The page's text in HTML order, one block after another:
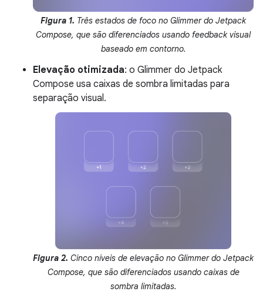
Figura 1. Três estados de foco no Glimmer do Jetpack
Compose, que são diferenciados usando feedback visual
baseado em contorno.
Elevação otimizada: o Glimmer do Jetpack
Compose usa caixas de sombra limitadas para
separação visual.
Figura 2. Cinco níveis de elevação no Glimmer do Jetpack
Compose, que são diferenciados usando caixas de
sombra limitadas.